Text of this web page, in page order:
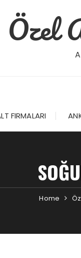
Özel
FIRMALARI
Home